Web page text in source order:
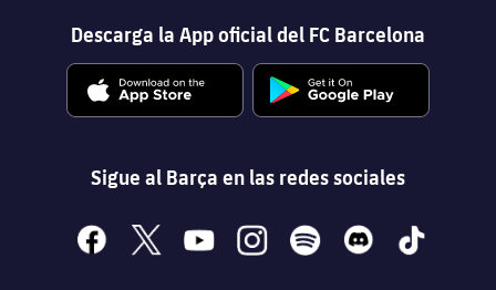
Accesibilidad
Instalaciones
Descarga la App oficial del FC Barcelona
Sigue al Barça en las redes sociales
facebook
x youtubeinstagramspotify discord tiktok